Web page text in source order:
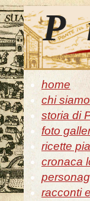
home
chi siamo
storia di
foto
ricette
cronaca
racconti